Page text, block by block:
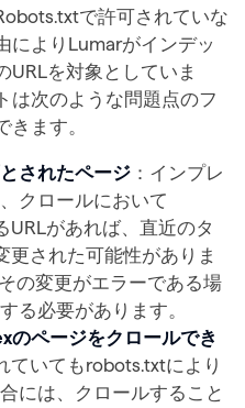
で許可されていな
によりLumarがインデッ
URLを対象としていま
は次のような問題点のフ
きます。
されたページ ：インプレ
クロールにおいて
URLがあれば、直近のタ
更された可能性がありま
の変更がエラーである場
る必要があります。
のページをクロールでき
ていてもrobots.txtにより
には、クロールすること